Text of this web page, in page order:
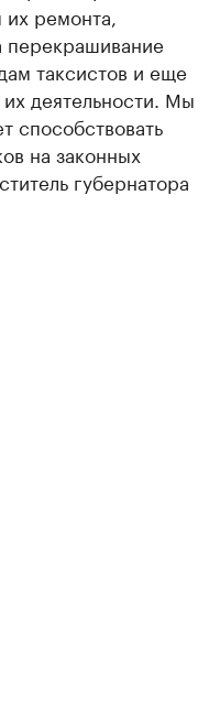
ремонта,
перекрашивание
таксистов и еще
деятельности. Мы
способствовать
на законных
губернатора